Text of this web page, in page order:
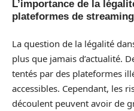
L’importance de la
plateformes de streaming
La question de la légalité
plus que jamais d’actualité.
tentés par des plateformes
accessibles. Cependant, les
découlent peuvent avoir de